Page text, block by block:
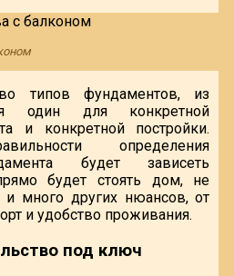
типов фундаментов, из
один для конкретной
и конкретной постройки.
определения
будет зависеть
будет стоять дом, не
и много других нюансов, от
и удобство проживания.
под ключ